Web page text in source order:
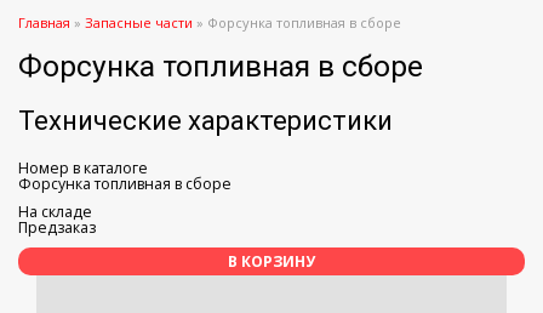
Главная » Запасные части » Форсунка топливная в сборе
Форсунка топливная в сборе
Технические характеристики
Номер в каталоге
Форсунка топливная в сборе
На складе
Предзаказ
В КОРЗИНУ